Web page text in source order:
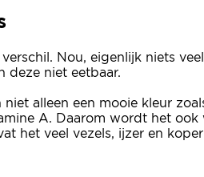
Nou, eigenlijk niets
deze niet eetbaar.
niet alleen een mooie kleur
A. Daarom wordt het
het veel vezels, ijzer en